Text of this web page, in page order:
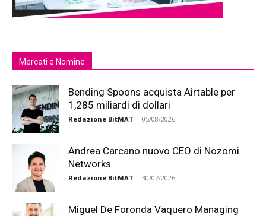
Mercati e Nomine
Bending Spoons acquista Airtable per
1,285 miliardi di dollari
Redazione BitMAT - 05/08/2026
Andrea Carcano nuovo CEO di Nozomi
Networks
Redazione BitMAT - 30/07/2026
Miguel De Foronda Vaquero Managing